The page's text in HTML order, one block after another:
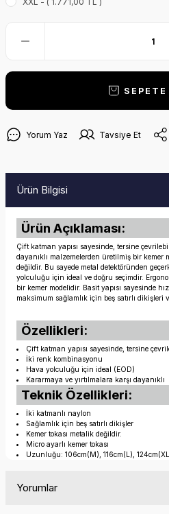
SEPETE
Yorum Yaz Tavsiye Et
Ürün Bilgisi
Ürün Açıklaması:
Çift katman yapısı sayesinde, tersine
dayanıklı malzemelerden üretilmiş bir kemer
değildir. Bu sayede metal detektöründen
yolculuğu için ideal ve doğru seçimdir.
bir kemer modelidir. Basit yapısı sayesinde
maksimum sağlamlık için beş satırlı dikişleri
Özellikleri:
Çift katman yapısı sayesinde, tersine
İki renk kombinasyonu
Hava yolculuğu için ideal (EOD)
Kararmaya ve yırtılmalara karşı dayanıklı
Teknik Özellikleri:
İki katmanlı naylon
Sağlamlık için beş satırlı dikişler
Kemer tokası metalik değildir.
Micro ayarlı kemer tokası
Uzunluğu: 106cm(M), 116cm(L),
Yorumlar